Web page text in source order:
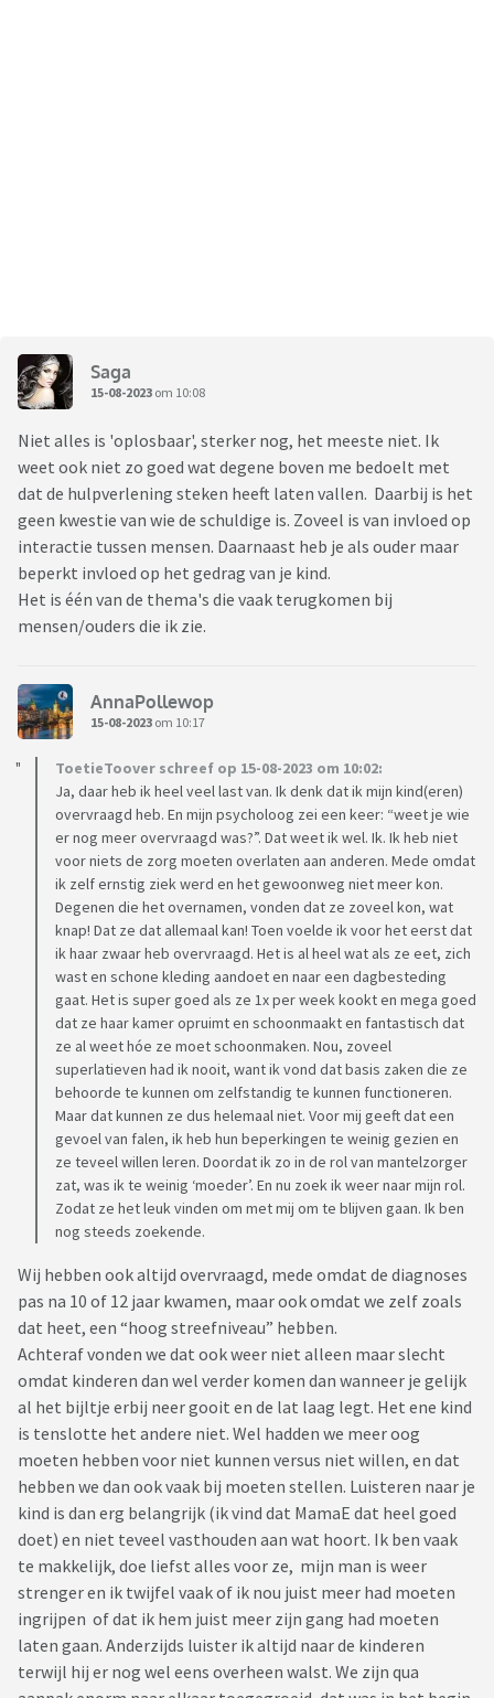
Saga
15-08-2023 om 10:08
Niet alles is 'oplosbaar', sterker nog, het meeste niet. Ik
weet ook niet zo goed wat degene boven me bedoelt met
dat de hulpverlening steken heeft laten vallen. Daarbij is het
geen kwestie van wie de schuldige is. Zoveel is van invloed op
interactie tussen mensen. Daarnaast heb je als ouder maar
beperkt invloed op het gedrag van je kind.
Het is één van de thema's die vaak terugkomen bij
mensen/ouders die ik zie.
AnnaPollewop
15-08-2023 om 10:17
ToetieToover schreef op 15-08-2023 om 10:02:
Ja, daar heb ik heel veel last van. Ik denk dat ik mijn kind(eren)
overvraagd heb. En mijn psycholoog zei een keer: “weet je wie
er nog meer overvraagd was?”. Dat weet ik wel. Ik. Ik heb niet
voor niets de zorg moeten overlaten aan anderen. Mede omdat
ik zelf ernstig ziek werd en het gewoonweg niet meer kon.
Degenen die het overnamen, vonden dat ze zoveel kon, wat
knap! Dat ze dat allemaal kan! Toen voelde ik voor het eerst dat
ik haar zwaar heb overvraagd. Het is al heel wat als ze eet, zich
wast en schone kleding aandoet en naar een dagbesteding
gaat. Het is super goed als ze 1x per week kookt en mega goed
dat ze haar kamer opruimt en schoonmaakt en fantastisch dat
ze al weet hóe ze moet schoonmaken. Nou, zoveel
superlatieven had ik nooit, want ik vond dat basis zaken die ze
behoorde te kunnen om zelfstandig te kunnen functioneren.
Maar dat kunnen ze dus helemaal niet. Voor mij geeft dat een
gevoel van falen, ik heb hun beperkingen te weinig gezien en
ze teveel willen leren. Doordat ik zo in de rol van mantelzorger
zat, was ik te weinig ‘moeder’. En nu zoek ik weer naar mijn rol.
Zodat ze het leuk vinden om met mij om te blijven gaan. Ik ben
nog steeds zoekende.
Wij hebben ook altijd overvraagd, mede omdat de diagnoses
pas na 10 of 12 jaar kwamen, maar ook omdat we zelf zoals
dat heet, een “hoog streefniveau” hebben.
Achteraf vonden we dat ook weer niet alleen maar slecht
omdat kinderen dan wel verder komen dan wanneer je gelijk
al het bijltje erbij neer gooit en de lat laag legt. Het ene kind
is tenslotte het andere niet. Wel hadden we meer oog
moeten hebben voor niet kunnen versus niet willen, en dat
hebben we dan ook vaak bij moeten stellen. Luisteren naar je
kind is dan erg belangrijk (ik vind dat MamaE dat heel goed
doet) en niet teveel vasthouden aan wat hoort. Ik ben vaak
te makkelijk, doe liefst alles voor ze, mijn man is weer
strenger en ik twijfel vaak of ik nou juist meer had moeten
ingrijpen of dat ik hem juist meer zijn gang had moeten
laten gaan. Anderzijds luister ik altijd naar de kinderen
terwijl hij er nog wel eens overheen walst. We zijn qua